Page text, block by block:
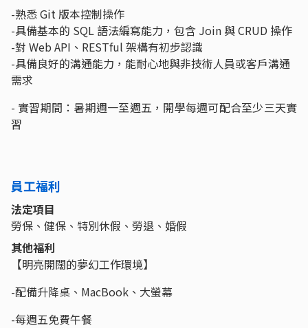
-熟悉 Git 版本控制操作
-具備基本的 SQL 語法編寫能力，包含 Join 與 CRUD 操作
-對 Web API、RESTful 架構有初步認識
-具備良好的溝通能力，能耐心地與非技術人員或客戶溝通
需求
- 實習期間：暑期週一至週五，開學每週可配合至少三天實
習
員工福利
法定項目
勞保、健保、特別休假、勞退、婚假
其他福利
【明亮開闊的夢幻工作環境】
-配備升降桌、MacBook、大螢幕
-每週五免費午餐